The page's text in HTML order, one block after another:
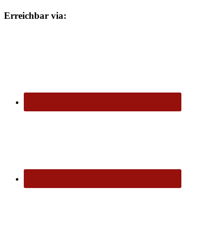
Erreichbar via: